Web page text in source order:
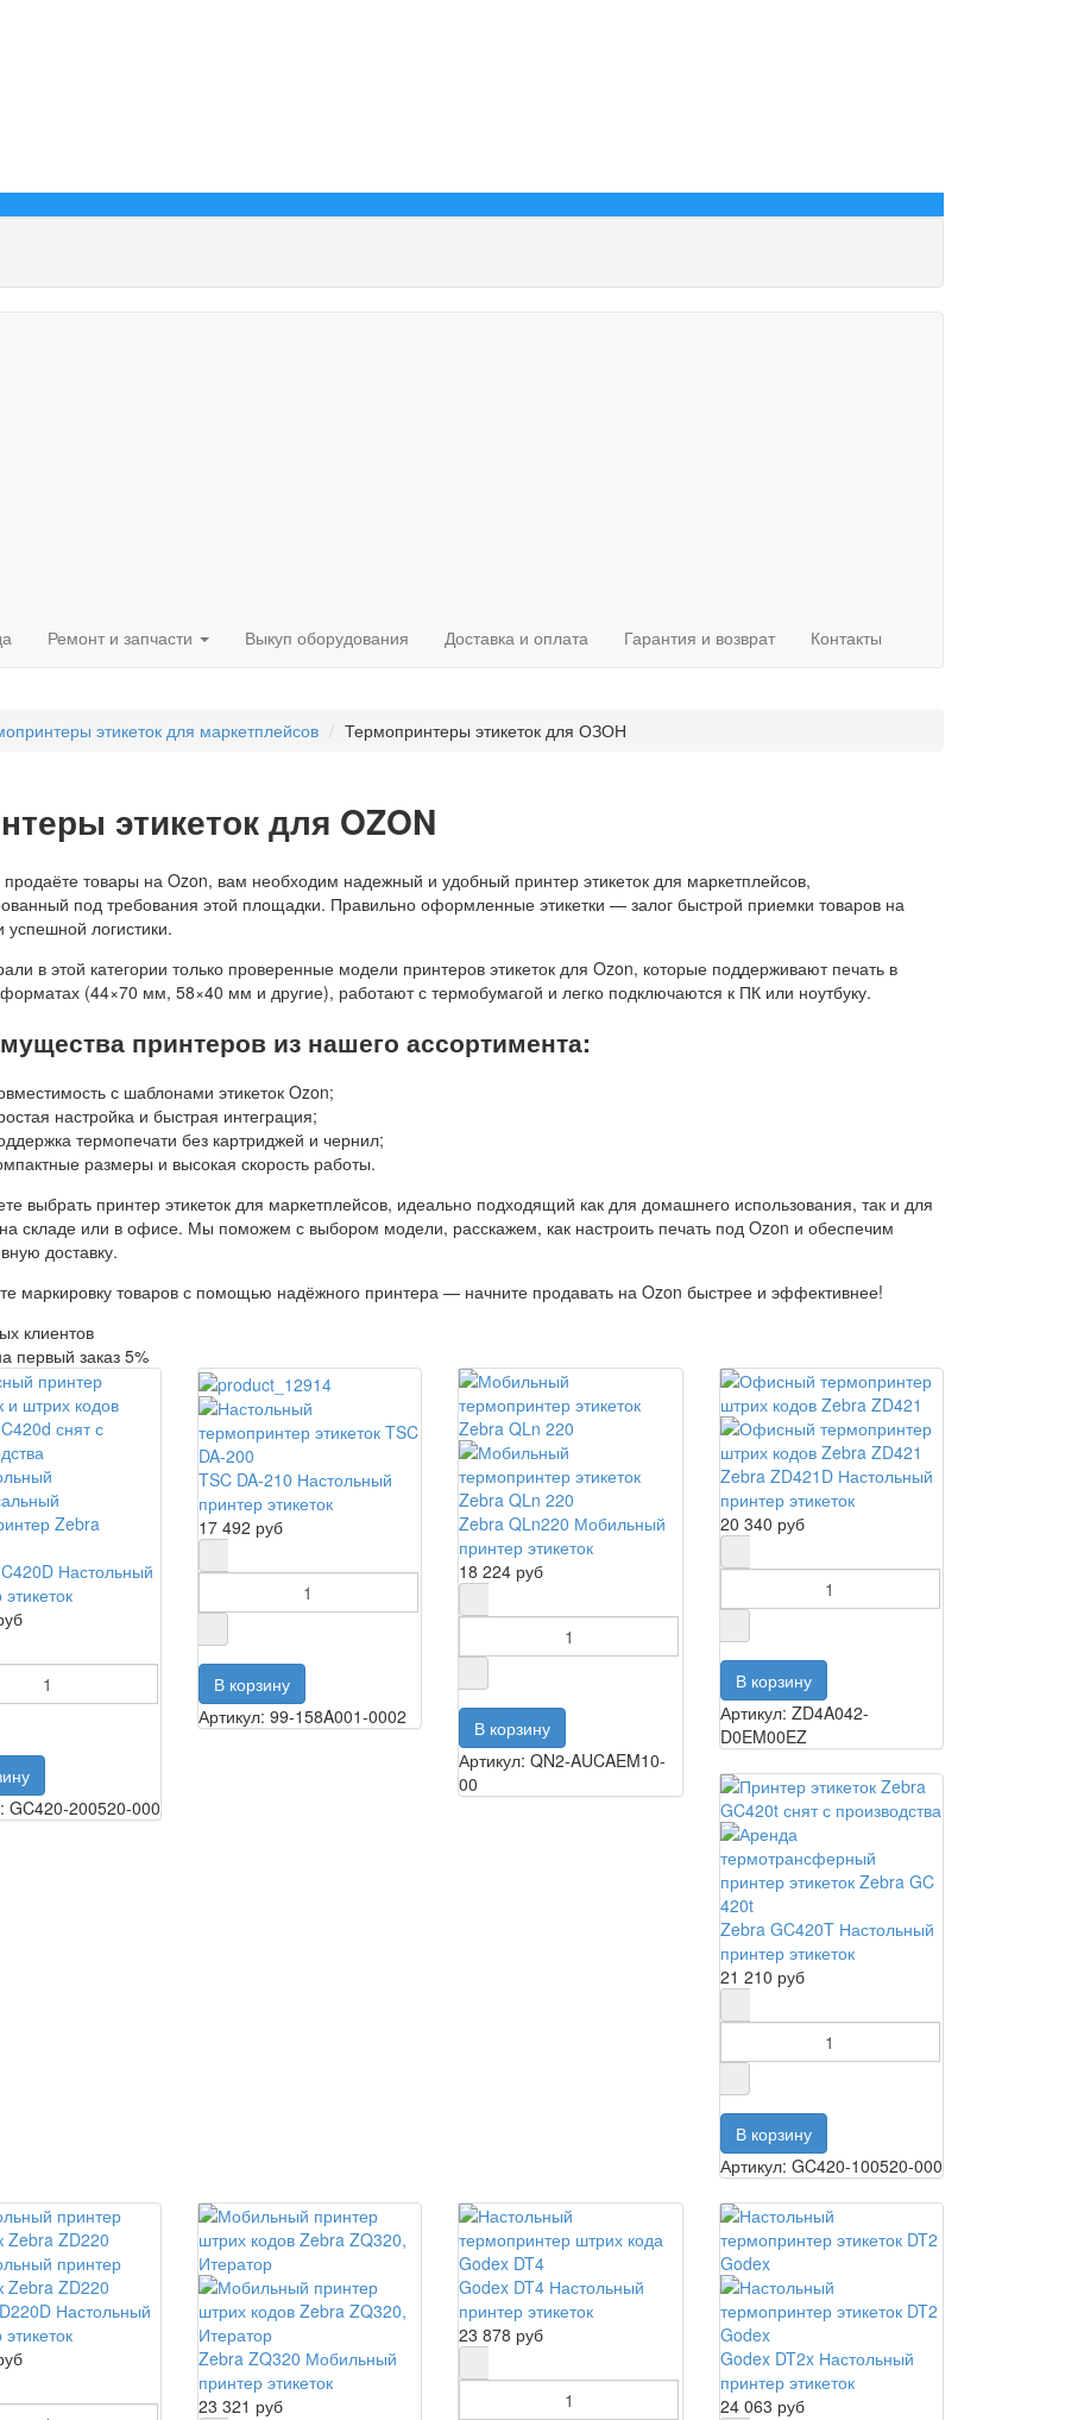
Ремонт и запчасти Выкуп оборудования Доставка и оплата Гарантия и возврат Контакты
этикеток для маркетплейсов Термопринтеры этикеток для ОЗОН
этикеток для OZON
товары на Ozon, вам необходим надежный и удобный принтер этикеток для маркетплейсов,
под требования этой площадки. Правильно оформленные этикетки — залог быстрой приемки товаров на
успешной логистики.
в этой категории только проверенные модели принтеров этикеток для Ozon, которые поддерживают печать в
(44×70 мм, 58×40 мм и другие), работают с термобумагой и легко подключаются к ПК или ноутбуку.
принтеров из нашего ассортимента:
с шаблонами этикеток Ozon;
настройка и быстрая интеграция;
термопечати без картриджей и чернил;
размеры и высокая скорость работы.
выбрать принтер этикеток для маркетплейсов, идеально подходящий как для домашнего использования, так и для
складе или в офисе. Мы поможем с выбором модели, расскажем, как настроить печать под Ozon и обеспечим
доставку.
маркировку товаров с помощью надёжного принтера — начните продавать на Ozon быстрее и эффективнее!
клиентов
первый заказ 5%
Настольный
GC420-200520-000
TSC DA-210 Настольный
принтер этикеток
17 492 руб
Артикул: 99-158A001-0002
Zebra QLn220 Мобильный
принтер этикеток
18 224 руб
Артикул: QN2-AUCAEM10-
00
Zebra ZD421D Настольный
принтер этикеток
20 340 руб
Артикул: ZD4A042-
D0EM00EZ
Zebra GC420T Настольный
принтер этикеток
21 210 руб
Артикул: GC420-100520-000
Настольный
Zebra ZQ320 Мобильный
принтер этикеток
23 321 руб
Godex DT4 Настольный
принтер этикеток
23 878 руб
Godex DT2x Настольный
принтер этикеток
24 063 руб